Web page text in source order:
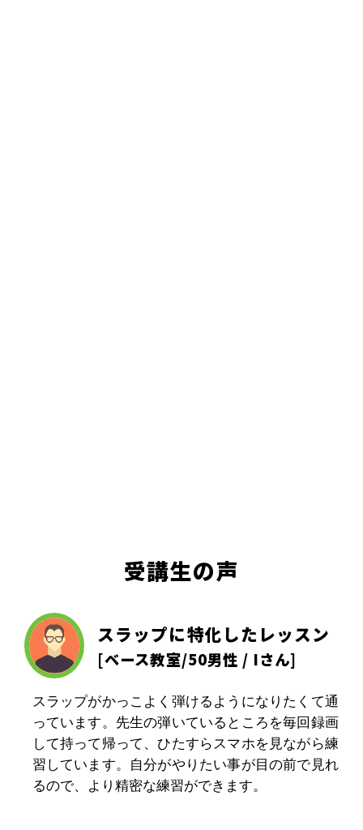
受講生の声
スラップに特化したレッスン
[ベース教室/50男性 / Iさん]
スラップがかっこよく弾けるようになりたくて通
っています。先生の弾いているところを毎回録画
して持って帰って、ひたすらスマホを見ながら練
習しています。自分がやりたい事が目の前で見れ
るので、より精密な練習ができます。